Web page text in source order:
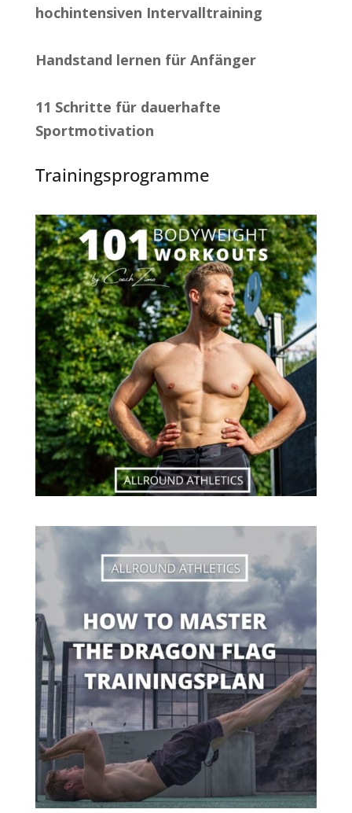
hochintensiven Intervalltraining
Handstand lernen für Anfänger
11 Schritte für dauerhafte
Sportmotivation
Trainingsprogramme